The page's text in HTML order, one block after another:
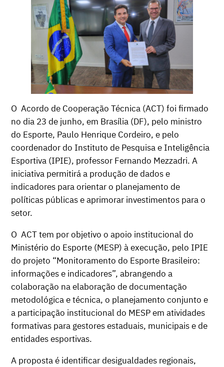
O Acordo de Cooperação Técnica (ACT) foi firmado
no dia 23 de junho, em Brasília (DF), pelo ministro
do Esporte, Paulo Henrique Cordeiro, e pelo
coordenador do Instituto de Pesquisa e Inteligência
Esportiva (IPIE), professor Fernando Mezzadri. A
iniciativa permitirá a produção de dados e
indicadores para orientar o planejamento de
políticas públicas e aprimorar investimentos para o
setor.
O ACT tem por objetivo o apoio institucional do
Ministério do Esporte (MESP) à execução, pelo IPIE
do projeto “Monitoramento do Esporte Brasileiro:
informações e indicadores”, abrangendo a
colaboração na elaboração de documentação
metodológica e técnica, o planejamento conjunto e
a participação institucional do MESP em atividades
formativas para gestores estaduais, municipais e de
entidades esportivas.
A proposta é identificar desigualdades regionais,